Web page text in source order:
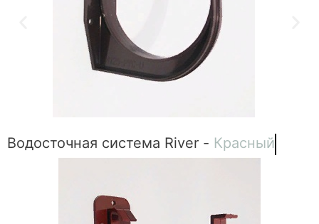
Водосточная система River - Красный